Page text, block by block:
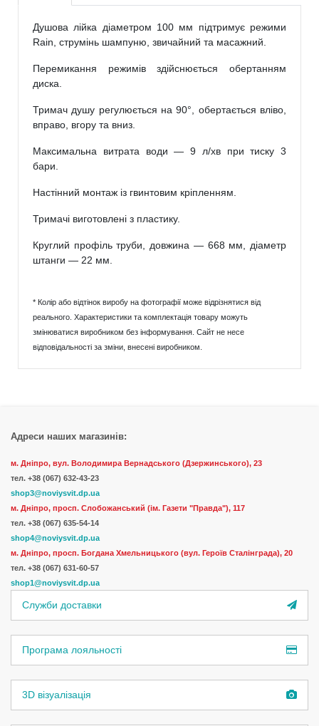
Душова лійка діаметром 100 мм підтримує режими
Rain, струмінь шампуню, звичайний та масажний.
Перемикання режимів здійснюється обертанням
диска.
Тримач душу регулюється на 90°, обертається вліво,
вправо, вгору та вниз.
Максимальна витрата води — 9 л/хв при тиску 3
бари.
Настінний монтаж із гвинтовим кріпленням.
Тримачі виготовлені з пластику.
Круглий профіль труби, довжина — 668 мм, діаметр
штанги — 22 мм.
* Колір або відтінок виробу на фотографії може відрізнятися від
реального. Характеристики та комплектація товару можуть
змінюватися виробником без інформування. Сайт не несе
відповідальності за зміни, внесені виробником.
Адреси наших магазинів:
м. Дніпро, вул. Володимира Вернадського (Дзержинського), 23
тел. +38 (067) 632-43-23
shop3@noviysvit.dp.ua
м. Дніпро, просп. Слобожанський (ім. Газети "Правда"), 117
тел. +38 (067) 635-54-14
shop4@noviysvit.dp.ua
м. Дніпро, просп. Богдана Хмельницького (вул. Героїв Сталінграда), 20
тел. +38 (067) 631-60-57
shop1@noviysvit.dp.ua
Служби доставки
Програма лояльності
3D візуалізація